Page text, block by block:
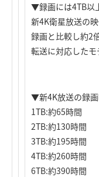
▼録画には4TB以
新4K衛星放送の
録画と比較し約2
転送に対応した
▼新4K放送の録
1TB:約65時間
2TB:約130時間
3TB:約195時間
4TB:約260時間
6TB:約390時間